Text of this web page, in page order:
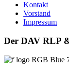
Kontakt
Vorstand
Impressum
Der DAV RLP